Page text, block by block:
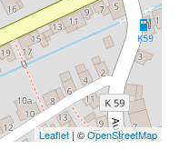
Leaflet | ©OpenStreetMap